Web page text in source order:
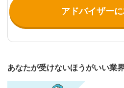
アドバイザー
あなたが受けないほうがいい業